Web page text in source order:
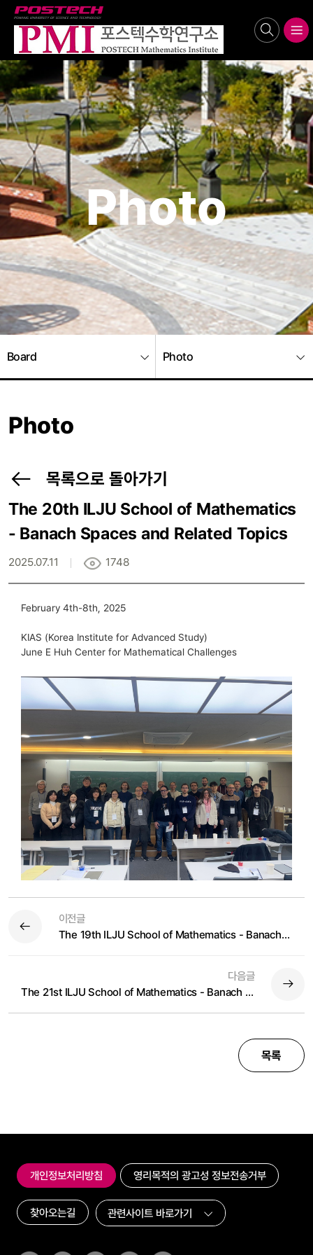
Photo
Board Photo
Photo
목록으로 돌아가기
The 20th ILJU School of Mathematics
- Banach Spaces and Related Topics
2025.07.11 1748
February 4th-8th, 2025
KIAS (Korea Institute for Advanced Study)
June E Huh Center for Mathematical Challenges
이전글
The 19th ILJU School of Mathematics - Banach Spaces and Related Topics
다음글
The 21st ILJU School of Mathematics - Banach Spaces and Related Topics
목록
개인정보처리방침 영리목적의 광고성 정보전송거부
찾아오는길